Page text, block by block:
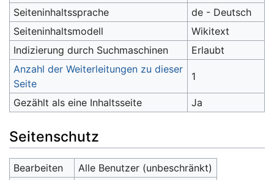
Seiteninhaltssprache
de - Deutsch
Seiteninhaltsmodell
Wikitext
Indizierung durch Suchmaschinen
Erlaubt
Anzahl der Weiterleitungen zu dieser
Seite
1
Gezählt als eine Inhaltsseite Ja
Seitenschutz
Bearbeiten
Alle Benutzer (unbeschränkt)